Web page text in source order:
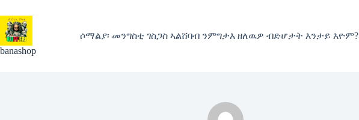
to
content
banashop
ሶማልያ፡ መንግስቲ ገስጋስ ኣልሸባብ ንምግታእ ዘለዉዎ ብድሆታት እንታይ እዮም?